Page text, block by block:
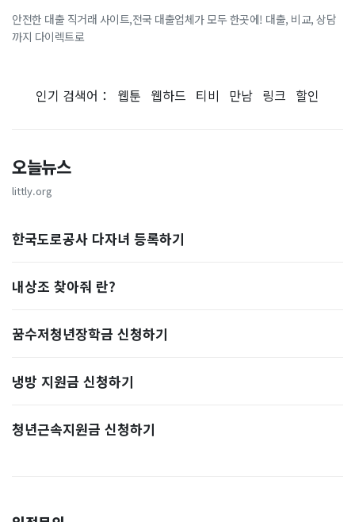
안전한 대출 직거래 사이트,전국 대출업체가 모두 한곳에! 대출, 비교, 상담
까지 다이렉트로
인기 검색어： 웹툰 웹하드 티비 만남 링크 할인
오늘뉴스
littly.org
한국도로공사 다자녀 등록하기
내상조 찾아줘 란?
꿈수저청년장학금 신청하기
냉방 지원금 신청하기
청년근속지원금 신청하기